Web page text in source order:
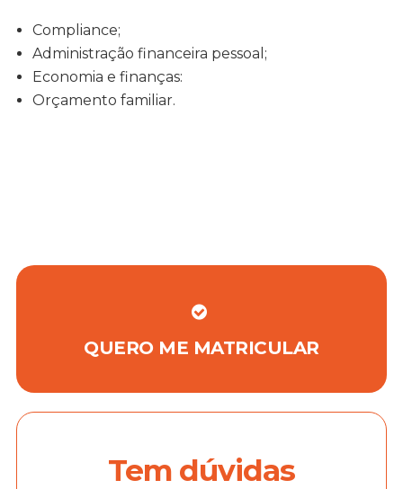
Compliance;
Administração financeira pessoal;
Economia e finanças:
Orçamento familiar.
QUERO ME MATRICULAR
Tem dúvidas